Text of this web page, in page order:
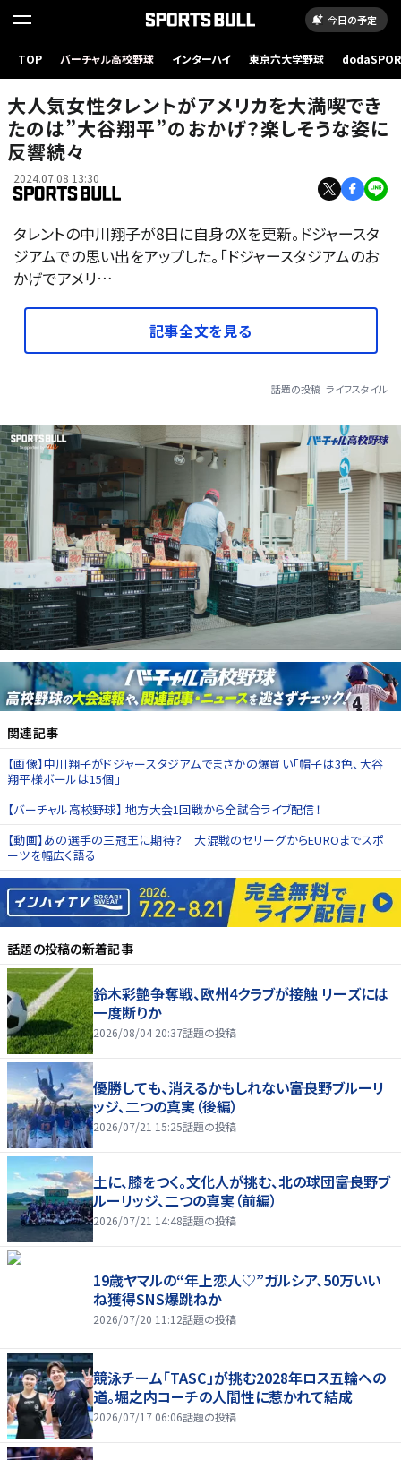
今日の予定
TOP バーチャル高校野球 インターハイ 東京六大学野球
大人気女性タレントがアメリカを大満喫でき
たのは”大谷翔平”のおかげ？楽しそうな姿に
反響続々
2024.07.08 13:30
タレントの中川翔子が8日に自身のXを更新。ドジャースタ
ジアムでの思い出をアップした。「ドジャースタジアムのお
かげでアメリ…
記事全文を見る
話題の投稿 ライフスタイル
関連記事
【画像】中川翔子がドジャースタジアムでまさかの爆買い「帽子は3色、大谷
翔平様ボールは15個」
【バーチャル高校野球】 地方大会1回戦から全試合ライブ配信！
【動画】あの選手の三冠王に期待？ 大混戦のセリーグからEUROまでスポ
ーツを幅広く語る
話題の投稿の新着記事
鈴木彩艶争奪戦、欧州4クラブが接触 リーズには
一度断りか
2026/08/04 20:37話題の投稿
優勝しても、消えるかもしれない――富良野ブルーリ
ッジ、二つの真実（後編）
2026/07/21 15:25話題の投稿
土に、膝をつく。文化人が挑む、北の球団――富良野ブ
ルーリッジ、二つの真実（前編）
2026/07/21 14:48話題の投稿
19歳ヤマルの“年上恋人♡”ガルシア、50万いい
ね獲得SNS爆跳ねか
2026/07/20 11:12話題の投稿
競泳チーム「TASC」が挑む2028年ロス五輪への
道。堀之内コーチの人間性に惹かれて結成
2026/07/17 06:06話題の投稿